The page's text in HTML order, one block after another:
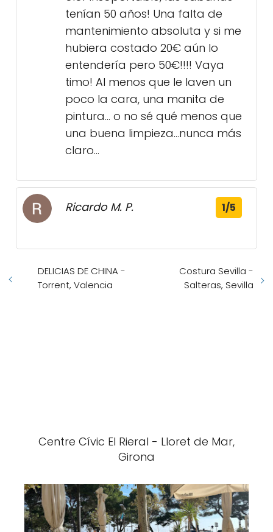
tenían 50 años! Una falta de
mantenimiento absoluta y si me
hubiera costado 20€ aún lo
entendería pero 50€!!!! Vaya
timo! Al menos que le laven un
poco la cara, una manita de
pintura... o no sé qué menos que
una buena limpieza...nunca más
claro...
Ricardo M. P. 1/5
DELICIAS DE CHINA -
Torrent, Valencia
Costura Sevilla -
Salteras, Sevilla
Centre Cívic El Rieral - Lloret de Mar,
Girona